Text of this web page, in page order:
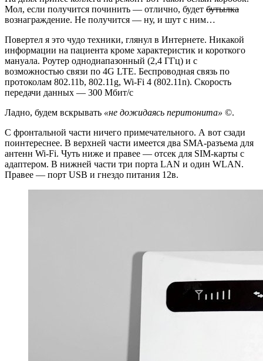
Мол, если получится починить — отлично, будет бутылка
вознаграждение. Не получится — ну, и шут с ним…
Повертел я это чудо техники, глянул в Интернете. Никакой
информации на пациента кроме характеристик и короткого
мануала. Роутер однодиапазонный (2,4 ГГц) и с
возможностью связи по 4G LTE. Беспроводная связь по
протоколам 802.11b, 802.11g, Wi-Fi 4 (802.11n). Скорость
передачи данных — 300 Мбит/с
Ладно, будем вскрывать «не дожидаясь перитонита» ©.
С фронтальной части ничего примечательного. А вот сзади
поинтереснее. В верхней части имеется два SMA-разъема для
антенн Wi-Fi. Чуть ниже и правее — отсек для SIM-карты с
адаптером. В нижней части три порта LAN и один WLAN.
Правее — порт USB и гнездо питания 12в.